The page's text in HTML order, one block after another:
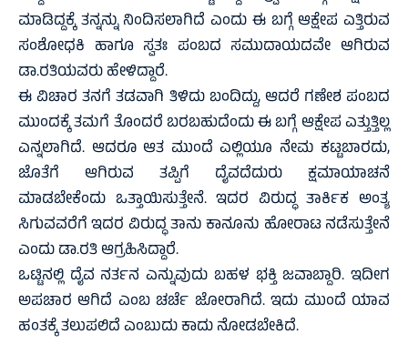
ಮಾಡಿದ್ದಕ್ಕೆ ತನ್ನನ್ನು ನಿಂದಿಸಲಾಗಿದೆ ಎಂದು ಈ ಬಗ್ಗೆ ಆಕ್ಷೇಪ ಎತ್ತಿರುವ
ಸಂಶೋಧಕಿ ಹಾಗೂ ಸ್ವತಃ ಪಂಬದ ಸಮುದಾಯದವೇ ಆಗಿರುವ
ಡಾ.ರತಿಯವರು ಹೇಳಿದ್ದಾರೆ.
ಈ ವಿಚಾರ ತನಗೆ ತಡವಾಗಿ ತಿಳಿದು ಬಂದಿದ್ದು, ಆದರೆ ಗಣೇಶ ಪಂಬದ
ಮುಂದಕ್ಕೆ ತಮಗೆ ತೊಂದರೆ ಬರಬಹುದೆಂದು ಈ ಬಗ್ಗೆ ಆಕ್ಷೇಪ ಎತ್ತುತ್ತಿಲ್ಲ
ಎನ್ನಲಾಗಿದೆ. ಆದರೂ ಆತ ಮುಂದೆ ಎಲ್ಲಿಯೂ ನೇಮ ಕಟ್ಟಬಾರದು,
ಜೊತೆಗೆ ಆಗಿರುವ ತಪ್ಪಿಗೆ ದೈವದೆದುರು ಕ್ಷಮಾಯಾಚನೆ
ಮಾಡಬೇಕೆಂದು ಒತ್ತಾಯಿಸುತ್ತೇನೆ. ಇದರ ವಿರುದ್ಧ ತಾರ್ಕಿಕ ಅಂತ್ಯ
ಸಿಗುವವರೆಗೆ ಇದರ ವಿರುದ್ಧ ತಾನು ಕಾನೂನು ಹೋರಾಟ ನಡೆಸುತ್ತೇನೆ
ಎಂದು ಡಾ.ರತಿ ಆಗ್ರಹಿಸಿದ್ದಾರೆ.
ಒಟ್ಟಿನಲ್ಲಿ ದೈವ ನರ್ತನ ಎನ್ನುವುದು ಬಹಳ ಭಕ್ತಿ ಜವಾಬ್ದಾರಿ. ಇದೀಗ
ಅಪಚಾರ ಆಗಿದೆ ಎಂಬ ಚರ್ಚೆ ಜೋರಾಗಿದೆ. ಇದು ಮುಂದೆ ಯಾವ
ಹಂತಕ್ಕೆ ತಲುಪಲಿದೆ ಎಂಬುದು ಕಾದು ನೋಡಬೇಕಿದೆ.